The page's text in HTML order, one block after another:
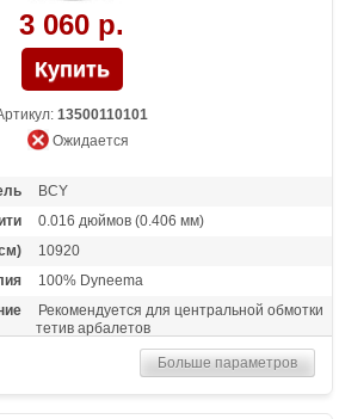
3 060 р.
13500110101
Ожидается
BCY
0.016 дюймов (0.406 мм)
10920
100% Dyneema
Рекомендуется для центральной обмотки
тетив арбалетов
Больше параметров